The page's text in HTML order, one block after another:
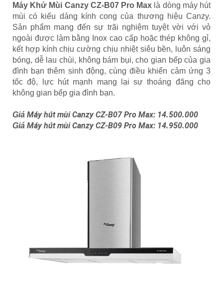
Máy Khử Mùi Canzy CZ-B07 Pro Max là dòng máy hút
mùi có kiểu dáng kính cong của thương hiệu Canzy.
Sản phẩm mang đến sự trãi nghiệm tuyệt vời với vỏ
ngoài được làm bằng Inox cao cấp hoặc thép không gỉ,
kết hợp kính chịu cường chịu nhiệt siêu bền, luôn sáng
bóng, dễ lau chùi, không bám bụi, cho gian bếp của gia
đình bạn thêm sinh động, cùng điều khiển cảm ứng 3
tốc độ, lực hút mạnh mang lại sự thoáng đãng cho
không gian bếp gia đình bạn.
Giá Máy hút mùi Canzy CZ-B07 Pro Max: 14.500.000
Giá Máy hút mùi Canzy CZ-B09 Pro Max: 14.950.000